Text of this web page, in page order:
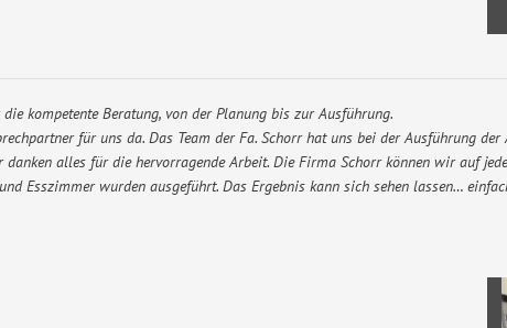
kompetente Beratung, von der Planung bis zur Ausführung.
für uns da. Das Team der Fa. Schorr hat uns bei der Ausführung
alles für die hervorragende Arbeit. Die Firma Schorr können wir auf
Esszimmer wurden ausgeführt. Das Ergebnis kann sich sehen lassen…